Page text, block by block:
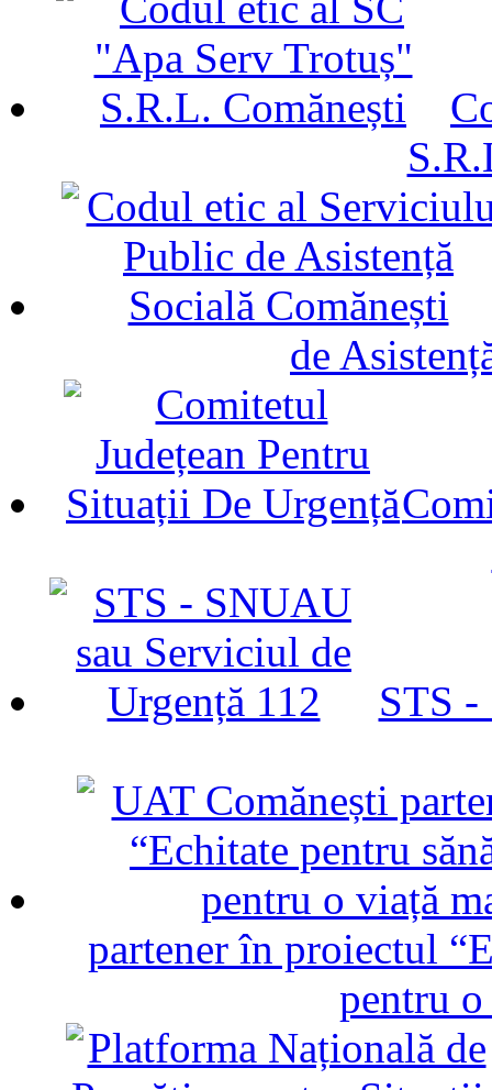
de
STS
partener în proiectul
pentru